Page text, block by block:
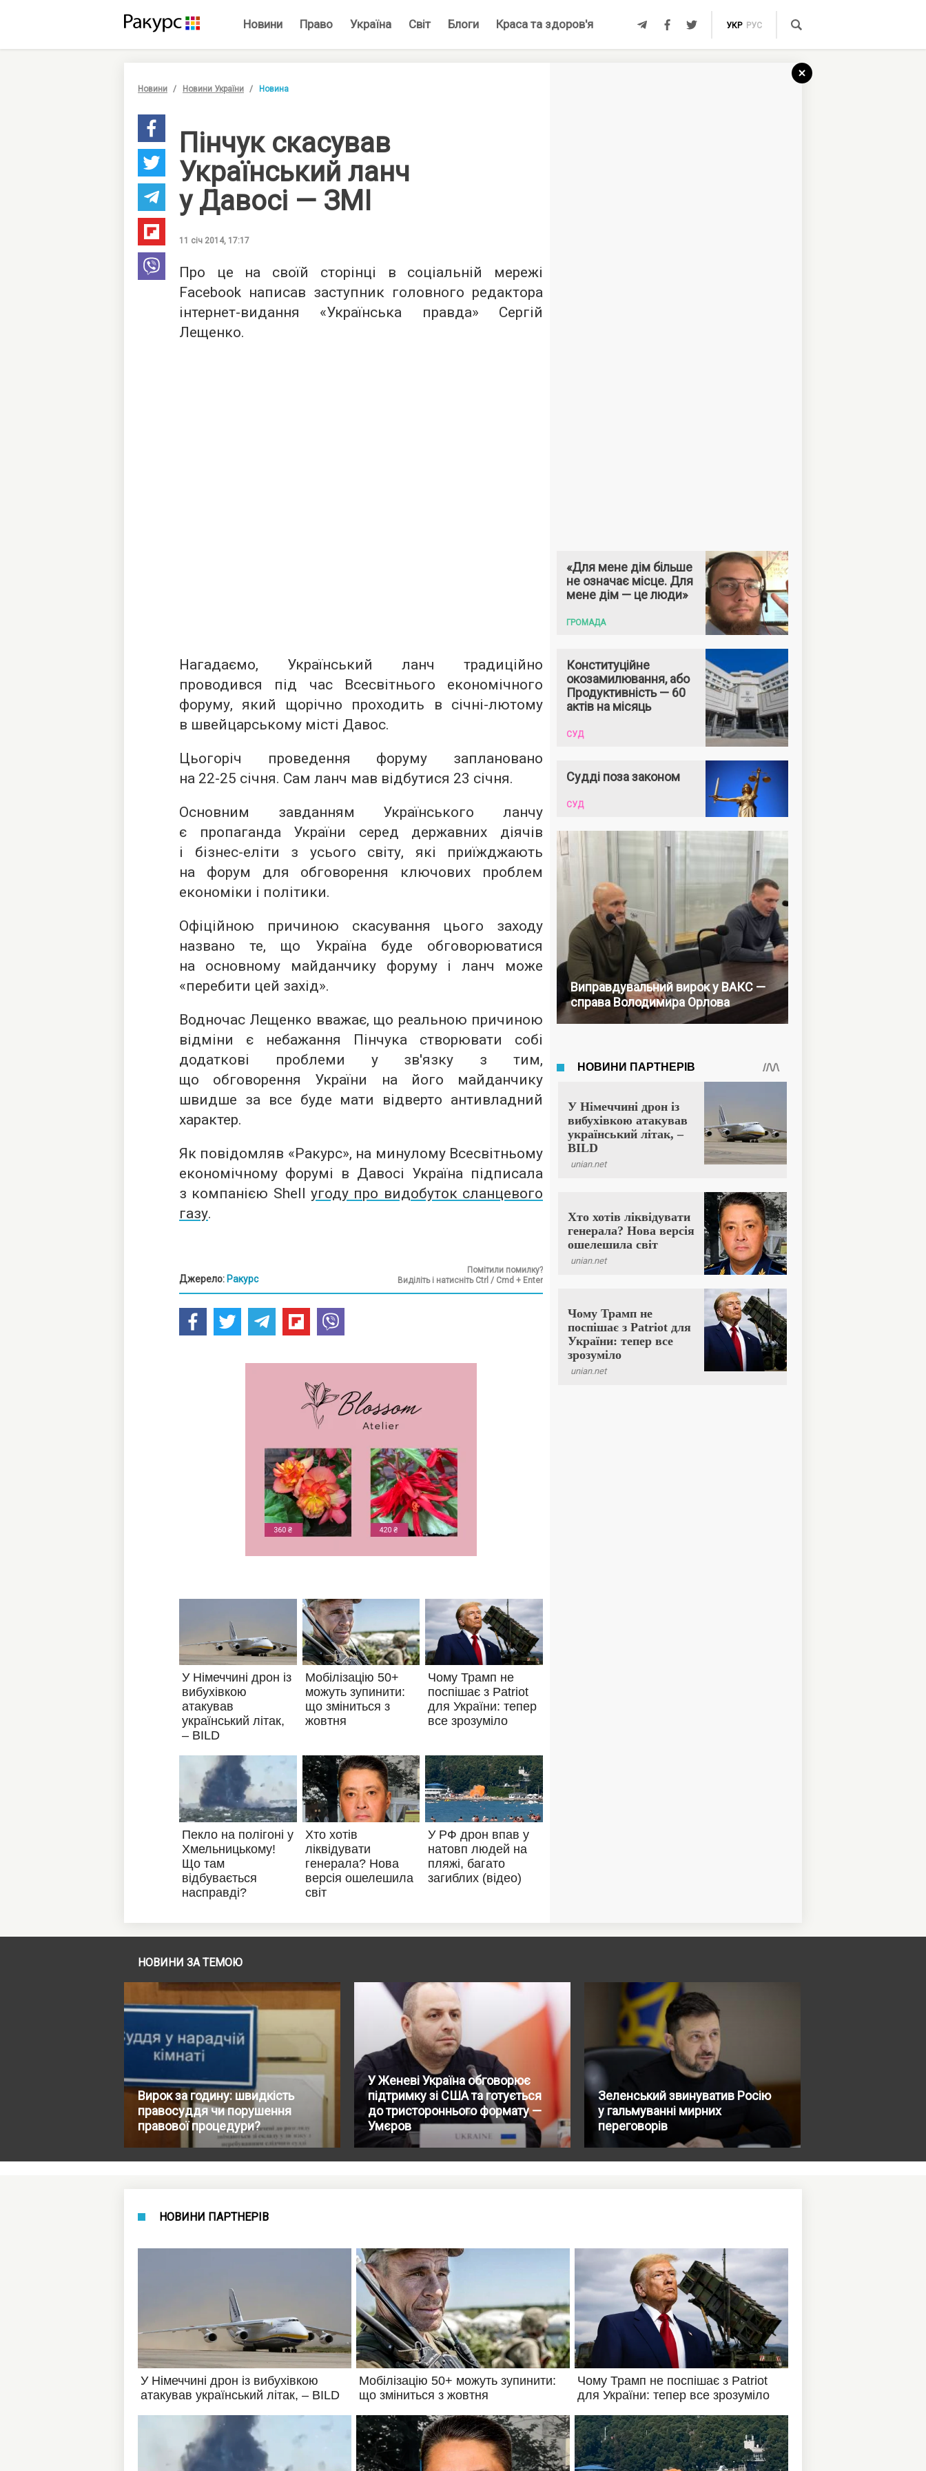
Новини Право Україна Світ Блоги Краса та здоров'я УКР РУС
Новини Новини України Новина
Пінчук скасував
Український ланч
у Давосі — ЗМІ
11 січ 2014, 17:17
Про це на своїй сторінці в соціальній мережі
Facebook написав заступник головного редактора
інтернет-видання «Українська правда» Сергій
Лещенко.
Нагадаємо, Український ланч традиційно
проводився під час Всесвітнього економічного
форуму, який щорічно проходить в січні-лютому
в швейцарському місті Давос.
Цьогоріч проведення форуму заплановано
на 22-25 січня. Сам ланч мав відбутися 23 січня.
Основним завданням Українського ланчу
є пропаганда України серед державних діячів
і бізнес-еліти з усього світу, які приїжджають
на форум для обговорення ключових проблем
економіки і політики.
Офіційною причиною скасування цього заходу
названо те, що Україна буде обговорюватися
на основному майданчику форуму і ланч може
«перебити цей захід».
Водночас Лещенко вважає, що реальною причиною
відміни є небажання Пінчука створювати собі
додаткові проблеми у зв'язку з тим,
що обговорення України на його майданчику
швидше за все буде мати відверто антивладний
характер.
Як повідомляв «Ракурс», на минулому Всесвітньому
економічному форумі в Давосі Україна підписала
з компанією Shell угоду про видобуток сланцевого
газу.
Джерело: Ракурс
Помітили помилку?
Виділіть і натисніть Ctrl / Cmd + Enter
«Для мене дім більше
не означає місце. Для
мене дім — це люди»
ГРОМАДА
Конституційне
окозамилювання, або
Продуктивність — 60
актів на місяць
СУД
Судді поза законом
СУД
Виправдувальний вирок у ВАКС —
справа Володимира Орлова
НОВИНИ ЗА ТЕМОЮ
Вирок за годину: швидкість
правосуддя чи порушення
правової процедури?
У Женеві Україна обговорює
підтримку зі США та готується
до тристороннього формату —
Умєров
Зеленський звинуватив Росію
у гальмуванні мирних
переговорів
НОВИНИ ПАРТНЕРІВ